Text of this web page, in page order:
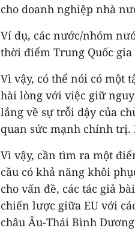
cho doanh nghiệp nhà
Ví dụ, các nước/nhóm
thời điểm Trung Quốc
Vì vậy, có thể nói có một
hài lòng với việc giữ
lắng về sự trỗi dậy của
quan sức mạnh chính
Vì vậy, cần tìm ra một
cầu có khả năng khôi
cho vấn đề, các tác giả
chiến lược giữa EU với
châu Âu-Thái Bình